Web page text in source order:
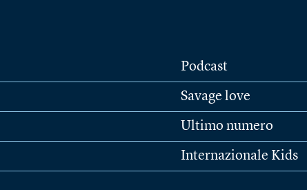
Podcast
Savage love
Ultimo numero
Internazionale Kids